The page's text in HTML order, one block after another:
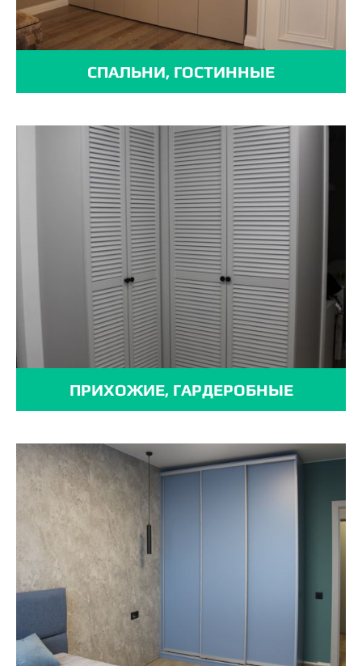
СПАЛЬНИ, ГОСТИННЫЕ
ПРИХОЖИЕ, ГАРДЕРОБНЫЕ